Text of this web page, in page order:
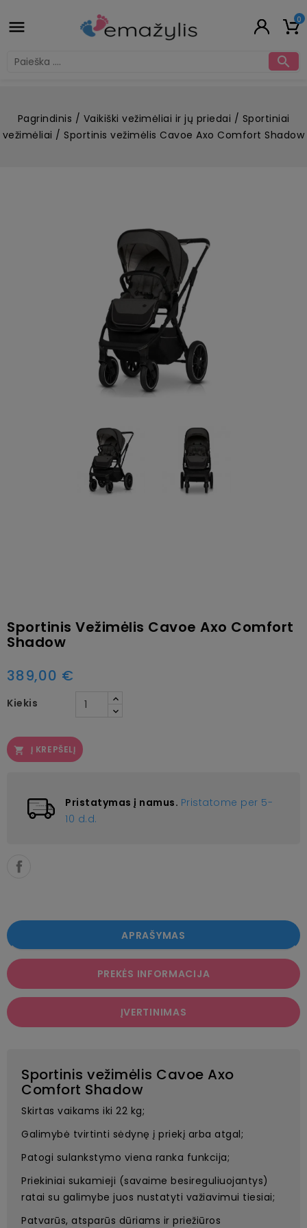
 0

Pagrindinis Vaikiški vežimėliai ir jų priedai
Sportiniai
vežimėliai
Sportinis vežimėlis Cavoe Axo Comfort Shadow
Sportinis Vežimėlis Cavoe Axo Comfort
Shadow
389,00 €
Kiekis
 Į KREPŠELĮ
Pristatymas į namus. Pristatome per 5-
10 d.d.
APRAŠYMAS
PREKĖS INFORMACIJA
ĮVERTINIMAS
Sportinis vežimėlis Cavoe Axo
Comfort Shadow
Skirtas vaikams iki 22 kg;
Galimybė tvirtinti sėdynę į priekį arba atgal;
Patogi sulankstymo viena ranka funkcija;
Priekiniai sukamieji (savaime besireguliuojantys)
ratai su galimybe juos nustatyti važiavimui tiesiai;
Patvarūs, atsparūs dūriams ir priežiūros